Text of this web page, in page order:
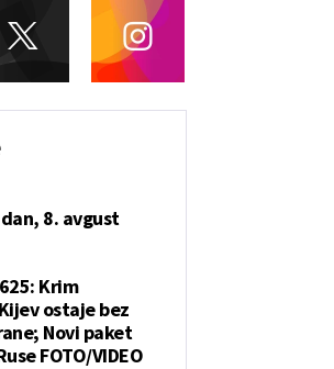
8. avgust
Krim
ostaje bez
Novi paket
FOTO/VIDEO